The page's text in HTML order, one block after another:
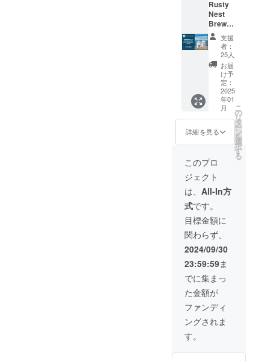
ピカル
フルー
ツを連
想させ
るフ
レッ
シュで
豊かな
香りが
6.7％の
アル
コール
を感じ
させ
飲めて
飲み心
地をご
堪能く
ださ
い！
※20歳未
満の方
への酒
供はで
きませ
んので
よろし
くお願
いいた
しま
※20歳未
満の方
への酒
類の提
供はで
きませ
んので
よろし
くお願
いいた
しま
す。
す。イ
ベント
内容に
よって
時間
帯、ご
使用頂
く時期
に制限
が出る
可能性
があり
ます。
（イベ
相談く
ださ
い。）
・日
時：
2025年
1月以降
の開催
予定
※詳細は
確定次
第ご連
絡にて
共有し
ます ・
場所：
Rusty
Garage
Oamish
の宿泊
券と
Rusty
Nest
Brewer
y のフ
ラッグ
シップ
「Rust
y Nest
IPA」12
缶が
セット
になっ
ラン。
今年の
年末年
始は、
特別な
ビール
を片手
に美し
い初日
の出と
乾杯し
ません
か？ ・
宿泊可
能日
数：1泊
2日（利
用可能
翌10
リモー
ト会議
を組ま
せて頂
き、皆
様で
ビール
スタイ
ルなど
を相談
しなが
ら、そ
の上で
蝦名醸
させて
頂きま
す。 完
成した
ビール
をご支
援1口あ
たり最
大120本
お届け
しま
す。
2025年
2月以降
にヒア
リング
開始の
予定。
てから
Rusty
Nest
Brewer
yの定番
「Rust
y Nest
IPA」と
海の相
棒とも
言える
「Rust
y Nest
Sessio
n
IPA」！
現在は
OEMの
限定醸
造と
なって
います
が、
2024年
12月の
自社醸
造所
（Rust
y Nest
Brewer
y）完成
後、自
社醸造
第一弾
となる
IPAと
支援
者：
25人
お届
け予
定：
2025
年01
月
詳細を見る
こ
の
リ
タ
ー
ン
を
選
択
す
る
このプロ
ジェクト
は、 All-In方
式です。
目標金額に
関わらず、
2024/09/30
23:59:59ま
でに集まっ
た金額が
ファンディ
ングされま
す。